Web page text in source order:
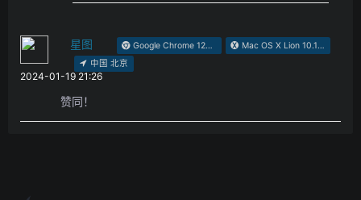
星图 Google Chrome 120.0.0.0
Mac OS X Lion 10.15.7
中国 北京
2024-01-19 21:26
赞同！